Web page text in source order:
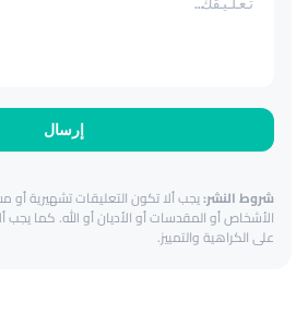
إرسال
شروط النشر:يجب ألا تكون التعليقات تشهيرية أو
الأشخاص أو المقدسات أو الأديان أو الله. كما يجب
على الكراهية والتمييز.